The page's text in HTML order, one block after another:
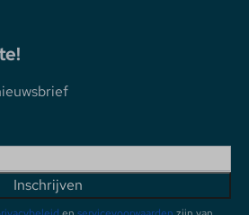
Inschrijven